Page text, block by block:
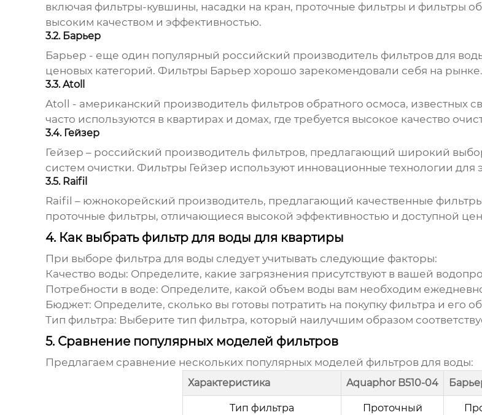
включая фильтры-кувшины, насадки на кран, проточные фильтры и фильтры
высоким качеством и эффективностью.
3.2. Барьер
Барьер - еще один популярный российский производитель фильтров для
ценовых категорий. Фильтры Барьер хорошо зарекомендовали себя на рынке.
3.3. Atoll
Atoll - американский производитель фильтров обратного осмоса, известных
часто используются в квартирах и домах, где требуется высокое качество
3.4. Гейзер
Гейзер – российский производитель фильтров, предлагающий широкий
систем очистки. Фильтры Гейзер используют инновационные технологии для
3.5. Raifil
Raifil – южнокорейский производитель, предлагающий качественные
проточные фильтры, отличающиеся высокой эффективностью и доступной
4. Как выбрать фильтр для воды для квартиры
При выборе фильтра для воды следует учитывать следующие факторы:
Качество воды: Определите, какие загрязнения присутствуют в вашей
Потребности в воде: Определите, какой объем воды вам необходим
Бюджет: Определите, сколько вы готовы потратить на покупку фильтра и его
Тип фильтра: Выберите тип фильтра, который наилучшим образом
5. Сравнение популярных моделей фильтров
Предлагаем сравнение нескольких популярных моделей фильтров для воды:
Характеристика Aquaphor B510-04
Тип фильтра Проточный